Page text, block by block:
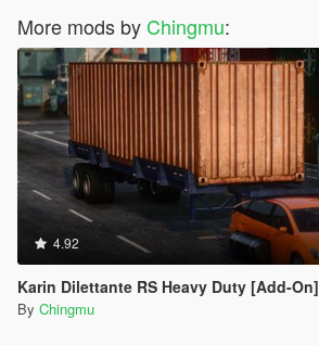
More mods by Chingmu:
4.92
Karin Dilettante RS Heavy Duty [Add-On]
By Chingmu